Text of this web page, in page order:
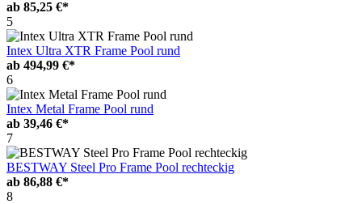
ab 85,25 €*
5
Intex Ultra XTR Frame Pool rund
ab 494,99 €*
6
Intex Metal Frame Pool rund
ab 39,46 €*
7
BESTWAY Steel Pro Frame Pool rechteckig
ab 86,88 €*
8